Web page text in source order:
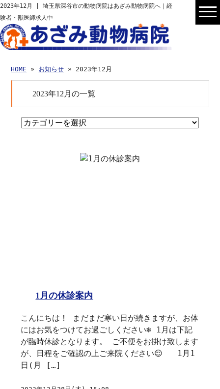
2023年12月 | 埼玉県深谷市の動物病院はあざみ動物病院へ｜経
験者・獣医師求人中
HOME » お知らせ » 2023年12月
2023年12月の一覧
1月の休診案内
こんにちは！ まだまだ寒い日が続きますが、お体
にはお気をつけてお過ごしください❄️ 1月は下記
が臨時休診となります。 ご不便をお掛け致します
が、日程をご確認の上ご来院ください😌 1月1
日(月 […]